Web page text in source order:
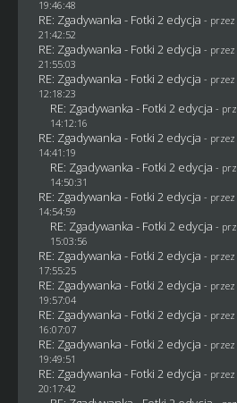
19:46:48
RE: Zgadywanka - Fotki 2 edycja - przez
21:42:52
RE: Zgadywanka - Fotki 2 edycja - przez
21:55:03
RE: Zgadywanka - Fotki 2 edycja - przez
12:18:23
RE: Zgadywanka - Fotki 2 edycja -
14:12:16
RE: Zgadywanka - Fotki 2 edycja - przez
14:41:19
RE: Zgadywanka - Fotki 2 edycja -
14:50:31
RE: Zgadywanka - Fotki 2 edycja - przez
14:54:59
RE: Zgadywanka - Fotki 2 edycja -
15:03:56
RE: Zgadywanka - Fotki 2 edycja - przez
17:55:25
RE: Zgadywanka - Fotki 2 edycja - przez
19:57:04
RE: Zgadywanka - Fotki 2 edycja - przez
16:07:07
RE: Zgadywanka - Fotki 2 edycja - przez
19:49:51
RE: Zgadywanka - Fotki 2 edycja - przez
20:17:42